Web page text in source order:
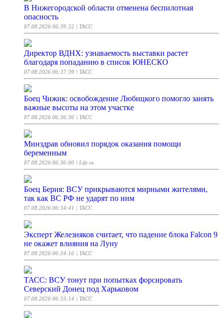
В Нижегородской области отменена беспилотная
опасность
07.08.2026 06:39:22 | ТАСС
Директор ВДНХ: узнаваемость выставки растет
благодаря попаданию в список ЮНЕСКО
07.08.2026 06:37:39 | ТАСС
Боец Чижик: освобождение Любицкого помогло занять
важные высоты на этом участке
07.08.2026 06:36:36 | ТАСС
Минздрав обновил порядок оказания помощи
беременным
07.08.2026 06:36:00 | Life.ru
Боец Берия: ВСУ прикрываются мирными жителями,
так как ВС РФ не ударят по ним
07.08.2026 06:34:41 | ТАСС
Эксперт Железняков считает, что падение блока Falcon 9
не окажет влияния на Луну
07.08.2026 06:34:16 | ТАСС
ТАСС: ВСУ тонут при попытках форсировать
Северский Донец под Харьковом
07.08.2026 06:33:14 | ТАСС